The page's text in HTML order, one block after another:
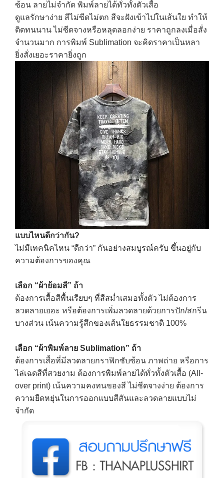
ซ้อน ลายไม่จำกัด พิมพ์ลายได้ทั่วทั้งตัวเสื้อ
ดูแลรักษาง่าย สีไม่ซีดไม่ตก สีจะฝังเข้าไปในเส้นใย ทำให้
ติดทนนาน ไม่ซีดจางหรือหลุดลอกง่าย ราคาถูกลงเมื่อสั่ง
จำนวนมาก การพิมพ์ Sublimation จะคิดราคาเป็นหลา
ยิ่งสั่งเยอะราคายิ่งถูก
แบบไหนดีกว่ากัน?
ไม่มีเทคนิคไหน “ดีกว่า” กันอย่างสมบูรณ์ครับ ขึ้นอยู่กับ
ความต้องการของคุณ
เลือก “ผ้าย้อมสี” ถ้า
ต้องการเสื้อสีพื้นเรียบๆ ที่สีสม่ำเสมอทั้งตัวไม่ต้องการ
ลวดลายเยอะ หรือต้องการเพิ่มลวดลายด้วยการปัก/สกรีน
บางส่วน เน้นความรู้สึกของเส้นใยธรรมชาติ 100%
เลือก “ผ้าพิมพ์ลาย Sublimation” ถ้า
ต้องการเสื้อที่มีลวดลายกราฟิกซับซ้อน ภาพถ่าย หรือการ
ไล่เฉดสีที่สวยงาม ต้องการพิมพ์ลายได้ทั่วทั้งตัวเสื้อ (All-
over print) เน้นความคงทนของสี ไม่ซีดจางง่าย ต้องการ
ความยืดหยุ่นในการออกแบบสีสันและลวดลายแบบไม่
จำกัด